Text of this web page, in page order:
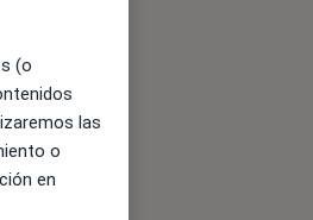
(o
las
o
en